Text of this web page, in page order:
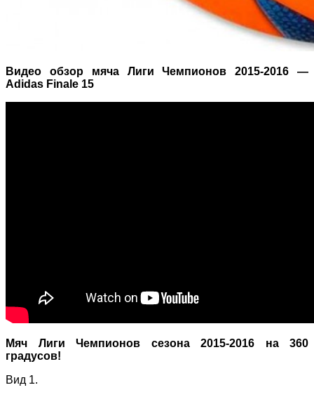
Видео обзор мяча Лиги Чемпионов 2015-2016 —
Adidas Finale 15
Мяч Лиги Чемпионов сезона 2015-2016 на 360
градусов!
Вид 1.